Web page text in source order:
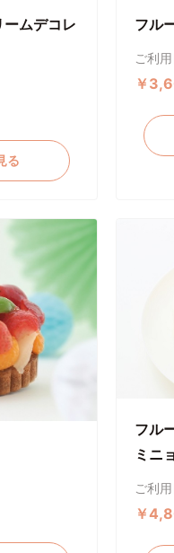
ムデコレ
る
フル
ご利
￥
フル
ミニ
ご利
￥